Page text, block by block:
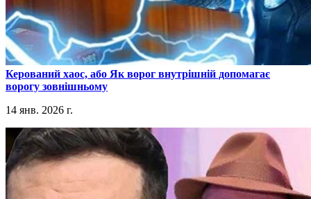
​Керований хаос, або Як ворог внутрішній допомагає
ворогу зовнішньому
14 янв. 2026 г.